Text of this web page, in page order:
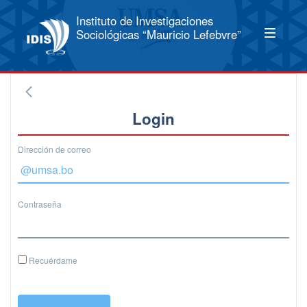
Instituto de Investigaciones
Sociológicas “Mauricio Lefebvre”
Login
Dirección de correo
Contraseña
Recuérdame